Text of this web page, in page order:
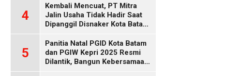
4
Kembali Mencuat, PT Mitra
Jalin Usaha Tidak Hadir Saat
Dipanggil Disnaker Kota Batam
5
Panitia Natal PGID Kota Batam
dan PGIW Kepri 2025 Resmi
Dilantik, Bangun Kebersamaan